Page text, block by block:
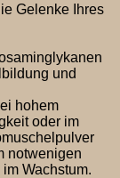
Gelenke Ihres
und
hohem
oder im
notwenigen
Wachstum.